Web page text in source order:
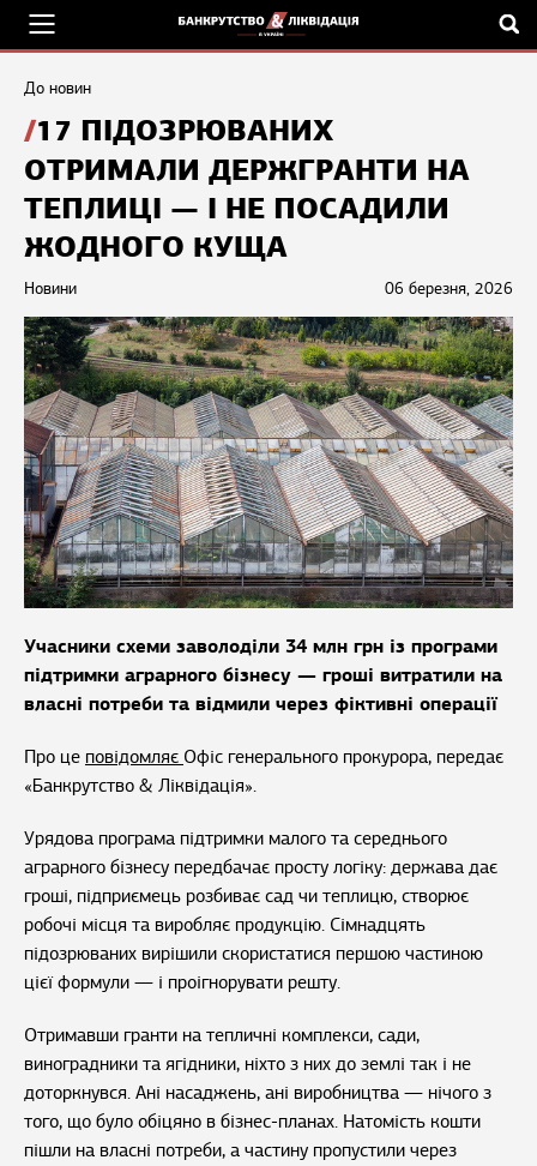
До новин
17 ПІДОЗРЮВАНИХ
ОТРИМАЛИ ДЕРЖГРАНТИ НА
ТЕПЛИЦІ — І НЕ ПОСАДИЛИ
ЖОДНОГО КУЩА
06 березня, 2026
Новини
Учасники схеми заволоділи 34 млн грн із програми
підтримки аграрного бізнесу — гроші витратили на
власні потреби та відмили через фіктивні операції
Про це повідомляє Офіс генерального прокурора, передає
«Банкрутство & Ліквідація».
Урядова програма підтримки малого та середнього
аграрного бізнесу передбачає просту логіку: держава дає
гроші, підприємець розбиває сад чи теплицю, створює
робочі місця та виробляє продукцію. Сімнадцять
підозрюваних вирішили скористатися першою частиною
цієї формули — і проігнорувати решту.
Отримавши гранти на тепличні комплекси, сади,
виноградники та ягідники, ніхто з них до землі так і не
доторкнувся. Ані насаджень, ані виробництва — нічого з
того, що було обіцяно в бізнес-планах. Натомість кошти
пішли на власні потреби, а частину пропустили через